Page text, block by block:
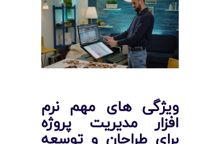
ویژگی های مهم نرم
افزار مدیریت پروژه